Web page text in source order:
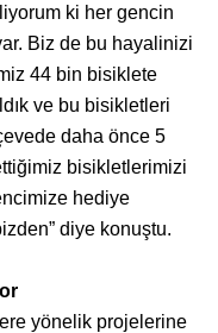
ki her gencin
Biz de bu hayalinizi
44 bin bisiklete
ve bu bisikletleri
daha önce 5
bisikletlerimizi
hediye
diye konuştu.
yönelik projelerine